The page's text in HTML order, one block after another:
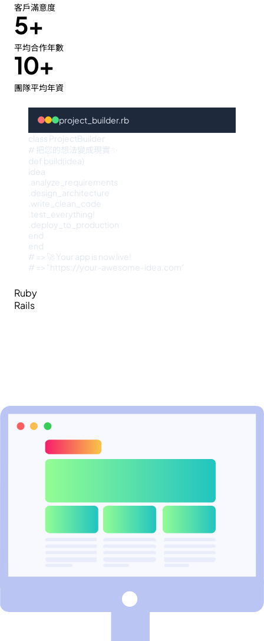
客戶滿意度
5+
平均合作年數
10+
團隊平均年資
project_builder.rb
class ProjectBuilder
# 把您的想法變成現實 ✨
def build(idea)
idea
analyze_requirements
design_architecture
write_clean_code
test_everything!
deploy_to_production
end
end
# => 🚀 Your app is now live!
# => "https://your-awesome-idea.com"
Ruby
Rails